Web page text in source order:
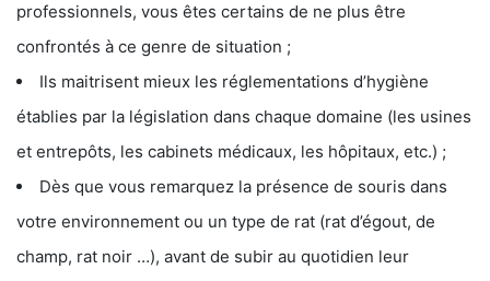
professionnels, vous êtes certains de ne plus être
confrontés à ce genre de situation ;
Ils maitrisent mieux les réglementations d’hygiène
établies par la législation dans chaque domaine (les usines
et entrepôts, les cabinets médicaux, les hôpitaux, etc.) ;
Dès que vous remarquez la présence de souris dans
votre environnement ou un type de rat (rat d’égout, de
champ, rat noir …), avant de subir au quotidien leur